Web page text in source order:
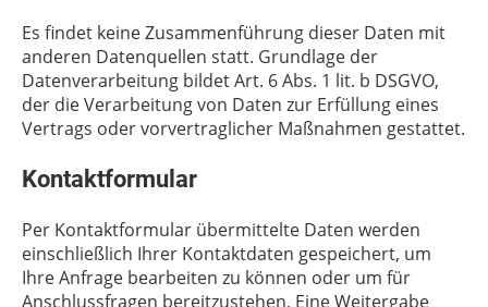
Es findet keine Zusammenführung dieser Daten mit
anderen Datenquellen statt. Grundlage der
Datenverarbeitung bildet Art. 6 Abs. 1 lit. b DSGVO,
der die Verarbeitung von Daten zur Erfüllung eines
Vertrags oder vorvertraglicher Maßnahmen gestattet.
Kontaktformular
Per Kontaktformular übermittelte Daten werden
einschließlich Ihrer Kontaktdaten gespeichert, um
Ihre Anfrage bearbeiten zu können oder um für
Anschlussfragen bereitzustehen. Eine Weitergabe